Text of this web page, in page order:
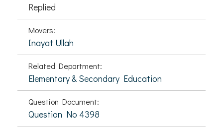
Replied
Movers:
Inayat Ullah
Related Department:
Elementary & Secondary Education
Question Document:
Question No 4398